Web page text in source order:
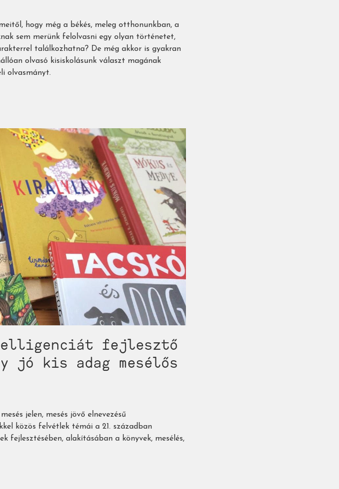
hogy még a békés, meleg otthonunkban, a
sem merünk felolvasni egy olyan történetet,
találkozhatna? De még akkor is gyakran
olvasó kisiskolásunk választ magának
olvasmányt.
fejlesztő
jó kis adag mesélős
jelen, mesés jövő elnevezésű
közös felvétlek témái a 21. században
fejlesztésében, alakításában a könyvek, mesélés,